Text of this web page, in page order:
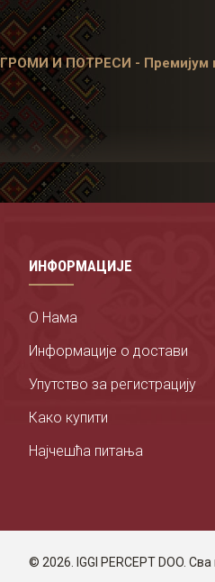
ГРОМИ И ПОТРЕСИ - Премијум
Моји корени премијум мајице
ГРОМИ И ПОТРЕСИ премијум
Благо је струкирана и прати линију
Минимална могућност скупљања,
ИНФОРМАЦИЈЕ
О Нама
Информације о достави
Упутство за регистрацију
Како купити
Најчешћа питања
© 2026. IGGI PERCEPT DOO.